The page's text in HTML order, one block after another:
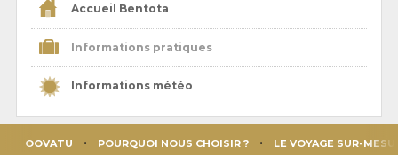
Accueil Bentota
Informations pratiques
Informations météo
OOVATU POURQUOI NOUS CHOISIR ? LE VOYAGE SUR-